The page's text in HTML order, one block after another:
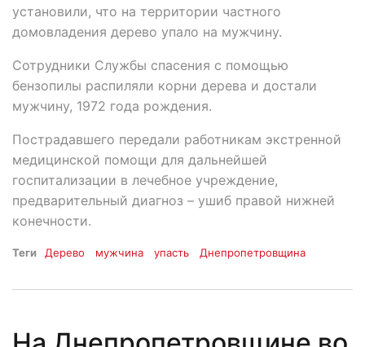
установили, что на территории частного
домовладения дерево упало на мужчину.
Сотрудники Службы спасения с помощью
бензопилы распиляли корни дерева и достали
мужчину, 1972 года рождения.
Пострадавшего передали работникам экстренной
медицинской помощи для дальнейшей
госпитализации в лечебное учреждение,
предварительный диагноз – ушиб правой нижней
конечности.
Теги Дерево мужчина упасть Днепропетровщина